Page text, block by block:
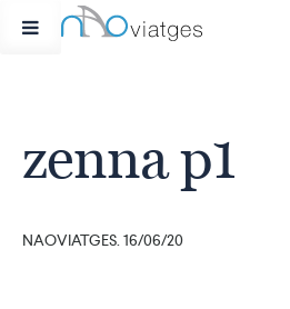
zenna p1
NAOVIATGES. 16/06/20